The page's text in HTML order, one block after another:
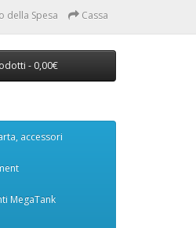
della Spesa Cassa
- 0,00€
accessori
MegaTank